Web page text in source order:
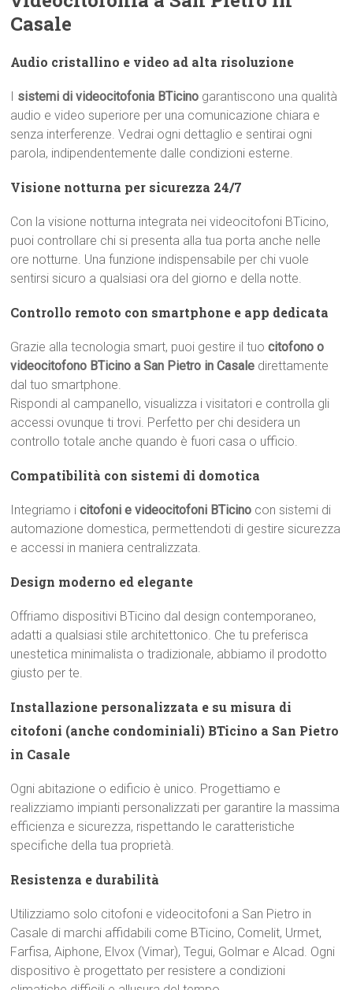
Casale
Audio cristallino e video ad alta risoluzione
I sistemi di videocitofonia BTicino garantiscono una qualità
audio e video superiore per una comunicazione chiara e
senza interferenze. Vedrai ogni dettaglio e sentirai ogni
parola, indipendentemente dalle condizioni esterne.
Visione notturna per sicurezza 24/7
Con la visione notturna integrata nei videocitofoni BTicino,
puoi controllare chi si presenta alla tua porta anche nelle
ore notturne. Una funzione indispensabile per chi vuole
sentirsi sicuro a qualsiasi ora del giorno e della notte.
Controllo remoto con smartphone e app dedicata
Grazie alla tecnologia smart, puoi gestire il tuocitofono o
videocitofono BTicino a San Pietro in Casale direttamente
dal tuo smartphone.
Rispondi al campanello, visualizza i visitatori e controlla gli
accessi ovunque ti trovi. Perfetto per chi desidera un
controllo totale anche quando è fuori casa o ufficio.
Compatibilità con sistemi di domotica
Integriamo icitofoni e videocitofoni BTicino con sistemi di
automazione domestica, permettendoti di gestire sicurezza
e accessi in maniera centralizzata.
Design moderno ed elegante
Offriamo dispositivi BTicino dal design contemporaneo,
adatti a qualsiasi stile architettonico. Che tu preferisca
unestetica minimalista o tradizionale, abbiamo il prodotto
giusto per te.
Installazione personalizzata e su misura di
citofoni (anche condominiali) BTicino a San Pietro
in Casale
Ogni abitazione o edificio è unico. Progettiamo e
realizziamo impianti personalizzati per garantire la massima
efficienza e sicurezza, rispettando le caratteristiche
specifiche della tua proprietà.
Resistenza e durabilità
Utilizziamo solo citofoni e videocitofoni a San Pietro in
Casale di marchi affidabili come BTicino, Comelit, Urmet,
Farfisa, Aiphone, Elvox (Vimar), Tegui, Golmar e Alcad. Ogni
dispositivo è progettato per resistere a condizioni